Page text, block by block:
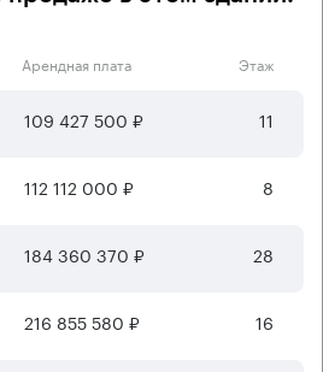
Арендная плата Этаж
109 427 500 ₽ 11
112 112 000 ₽ 8
184 360 370 ₽ 28
216 855 580 ₽ 16